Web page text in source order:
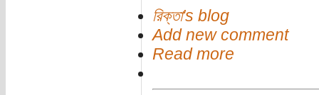
রিক্তা's blog
Add new comment
Read more